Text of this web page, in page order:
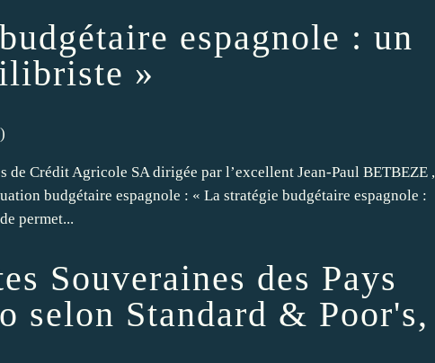
espagnole : un
»
)
de Crédit Agricole SA dirigée par l’excellent Jean-Paul BETBEZE ,
budgétaire espagnole : « La stratégie budgétaire espagnole :
permet...
Souveraines des Pays
selon Standard & Poor's,